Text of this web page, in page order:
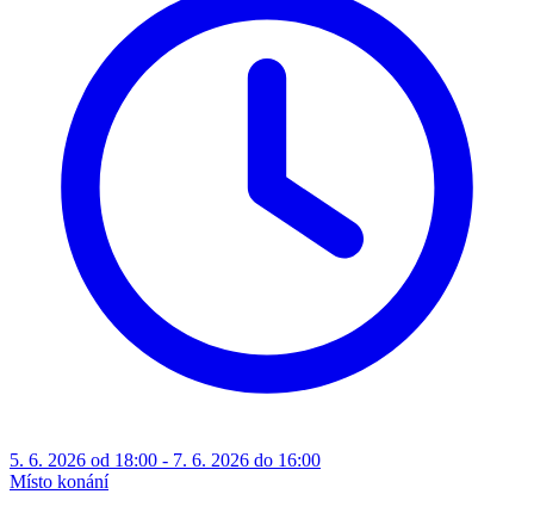
5. 6. 2026 od 18:00 - 7. 6. 2026 do 16:00
Místo konání